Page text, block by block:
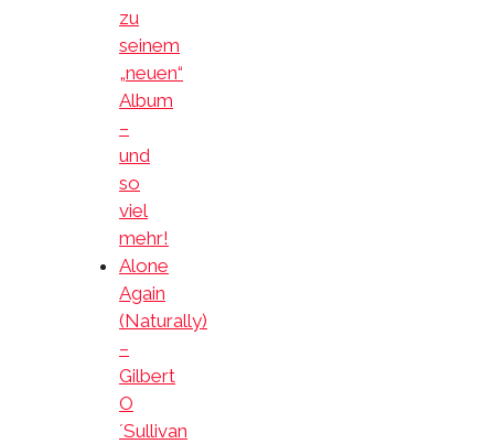
zu
seinem
„neuen“
Album
–
und
so
viel
mehr!
Alone
Again
(Naturally)
–
Gilbert
O
´Sullivan